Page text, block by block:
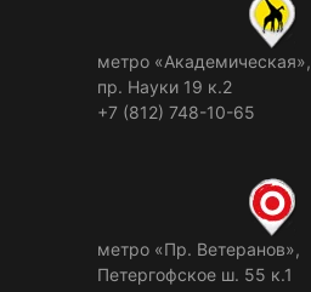
метро «Академическая»,
пр. Науки 19 к.2
+7 (812) 748-10-65
метро «Пр. Ветеранов»,
Петергофское ш. 55 к.1